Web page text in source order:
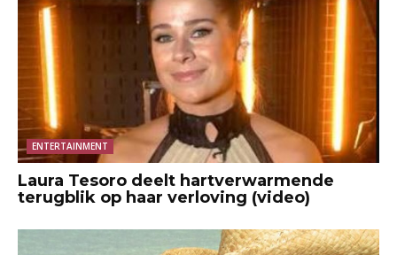
ENTERTAINMENT
Laura Tesoro deelt hartverwarmende
terugblik op haar verloving (video)